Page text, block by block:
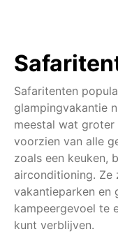
Safaritenten
glampingvakantie
meestal wat
voorzien van alle
zoals een keuken,
airconditioning. Ze
vakantieparken en
kampeergevoel te
kunt verblijven.